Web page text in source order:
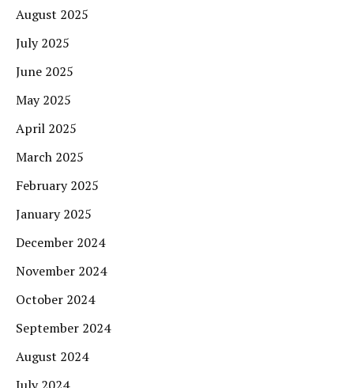
August 2025
July 2025
June 2025
May 2025
April 2025
March 2025
February 2025
January 2025
December 2024
November 2024
October 2024
September 2024
August 2024